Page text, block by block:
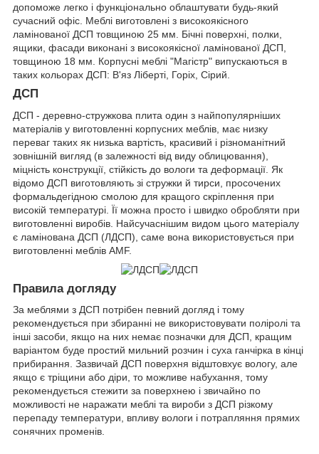
допоможе легко і функціонально облаштувати будь-який
сучасний офіс. Меблі виготовлені з високоякісного
ламінованої ДСП товщиною 25 мм. Бічні поверхні, полки,
ящики, фасади виконані з високоякісної ламінованої ДСП,
товщиною 18 мм. Корпусні меблі "Магістр" випускаються в
таких кольорах ДСП: В'яз Ліберті, Горіх, Сірий.
ДСП
ДСП - деревно-стружкова плита один з найпопулярніших
матеріалів у виготовленні корпусних меблів, має низку
переваг таких як низька вартість, красивий і різноманітний
зовнішній вигляд (в залежності від виду облицювання),
міцність конструкції, стійкість до вологи та деформації. Як
відомо ДСП виготовляють зі стружки й тирси, просочених
формальдегідною смолою для кращого скріплення при
високій температурі. Її можна просто і швидко обробляти при
виготовленні виробів. Найсучаснішим видом цього матеріалу
є ламінована ДСП (ЛДСП), саме вона використовується при
виготовленні меблів AMF.
Правила догляду
За меблями з ДСП потрібен певний догляд і тому
рекомендується при збиранні не використовувати поліролі та
інші засоби, якщо на них немає позначки для ДСП, кращим
варіантом буде простий мильний розчин і суха ганчірка в кінці
прибирання. Зазвичай ДСП поверхня відштовхує вологу, але
якщо є тріщини або діри, то можливе набухання, тому
рекомендується стежити за поверхнею і звичайно по
можливості не наражати меблі та вироби з ДСП різкому
перепаду температури, впливу вологи і потрапляння прямих
сонячних променів.